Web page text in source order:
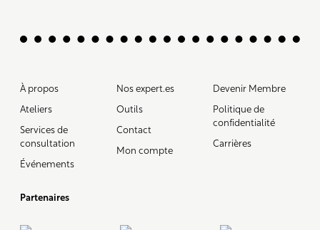
À propos
Ateliers
Services de
consultation
Événements
Nos expert.es
Outils
Contact
Mon compte
Devenir Membre
Politique de
confidentialité
Carrières
Partenaires